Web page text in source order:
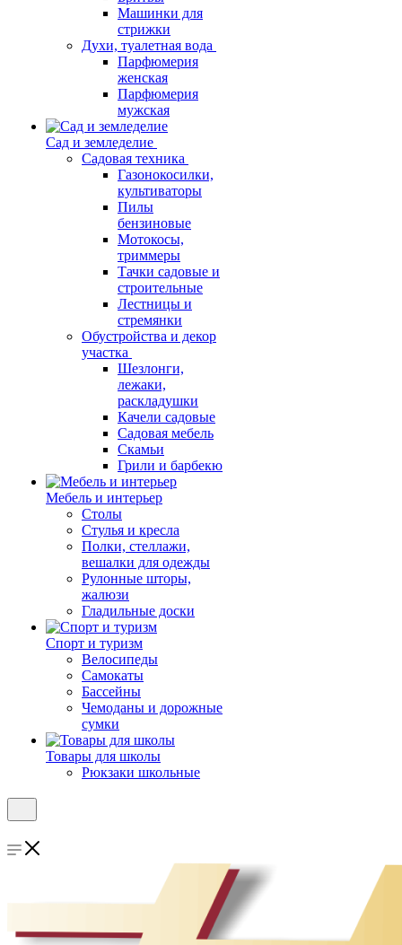
Машинки для
стрижки
Духи, туалетная вода
Парфюмерия
женская
Парфюмерия
мужская
Сад и земледелие
Садовая техника
Газонокосилки,
культиваторы
Пилы
бензиновые
Мотокосы,
триммеры
Тачки садовые и
строительные
Лестницы и
стремянки
Обустройства и декор
участка
Шезлонги,
лежаки,
раскладушки
Качели садовые
Садовая мебель
Скамьи
Грили и барбекю
Мебель и интерьер
Столы
Стулья и кресла
Полки, стеллажи,
вешалки для одежды
Рулонные шторы,
жалюзи
Гладильные доски
Спорт и туризм
Велосипеды
Самокаты
Бассейны
Чемоданы и дорожные
сумки
Товары для школы
Рюкзаки школьные